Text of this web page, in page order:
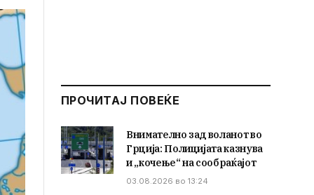
ПРОЧИТАЈ ПОВЕЌЕ
Внимателно зад воланот во
Грција: Полицијата казнува
и „кочење“ на сообраќајот
03.08.2026 во 13:24